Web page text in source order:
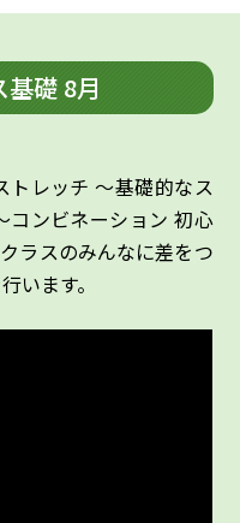
礎 8月
トレッチ ～基礎的なス
コンビネーション 初心
ラスのみんなに差をつ
います。